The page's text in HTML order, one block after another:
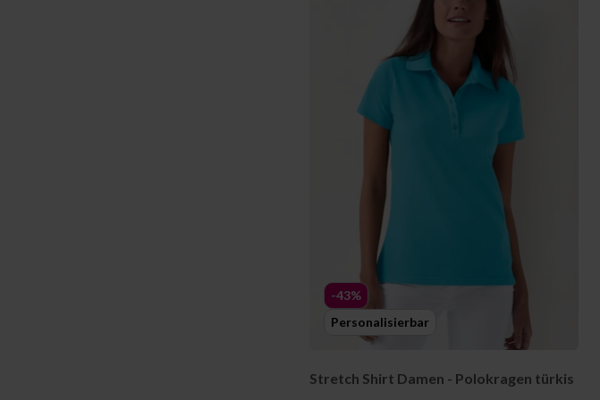
-43%
Personalisierbar
Stretch Shirt Damen - Polokragen türkis